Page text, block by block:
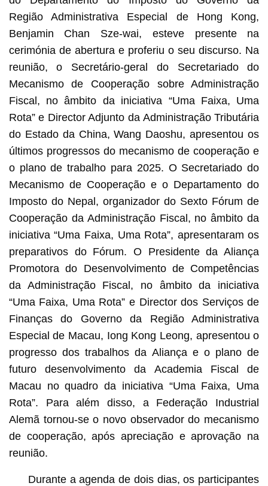
Região Administrativa Especial de Hong Kong,
Benjamin Chan Sze-wai, esteve presente na
cerimónia de abertura e proferiu o seu discurso. Na
reunião, o Secretário-geral do Secretariado do
Mecanismo de Cooperação sobre Administração
Fiscal, no âmbito da iniciativa “Uma Faixa, Uma
Rota” e Director Adjunto da Administração Tributária
do Estado da China, Wang Daoshu, apresentou os
últimos progressos do mecanismo de cooperação e
o plano de trabalho para 2025. O Secretariado do
Mecanismo de Cooperação e o Departamento do
Imposto do Nepal, organizador do Sexto Fórum de
Cooperação da Administração Fiscal, no âmbito da
iniciativa “Uma Faixa, Uma Rota”, apresentaram os
preparativos do Fórum. O Presidente da Aliança
Promotora do Desenvolvimento de Competências
da Administração Fiscal, no âmbito da iniciativa
“Uma Faixa, Uma Rota” e Director dos Serviços de
Finanças do Governo da Região Administrativa
Especial de Macau, Iong Kong Leong, apresentou o
progresso dos trabalhos da Aliança e o plano de
futuro desenvolvimento da Academia Fiscal de
Macau no quadro da iniciativa “Uma Faixa, Uma
Rota”. Para além disso, a Federação Industrial
Alemã tornou-se o novo observador do mecanismo
de cooperação, após apreciação e aprovação na
reunião.
Durante a agenda de dois dias, os participantes